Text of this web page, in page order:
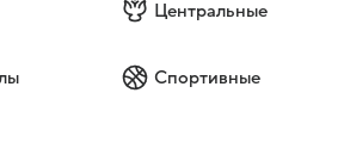
Центральные
Спортивные